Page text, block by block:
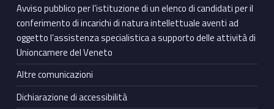
Avviso pubblico per l’istituzione di un elenco di candidati per il
conferimento di incarichi di natura intellettuale aventi ad
oggetto l’assistenza specialistica a supporto delle attività di
Unioncamere del Veneto
Altre comunicazioni
Dichiarazione di accessibilità